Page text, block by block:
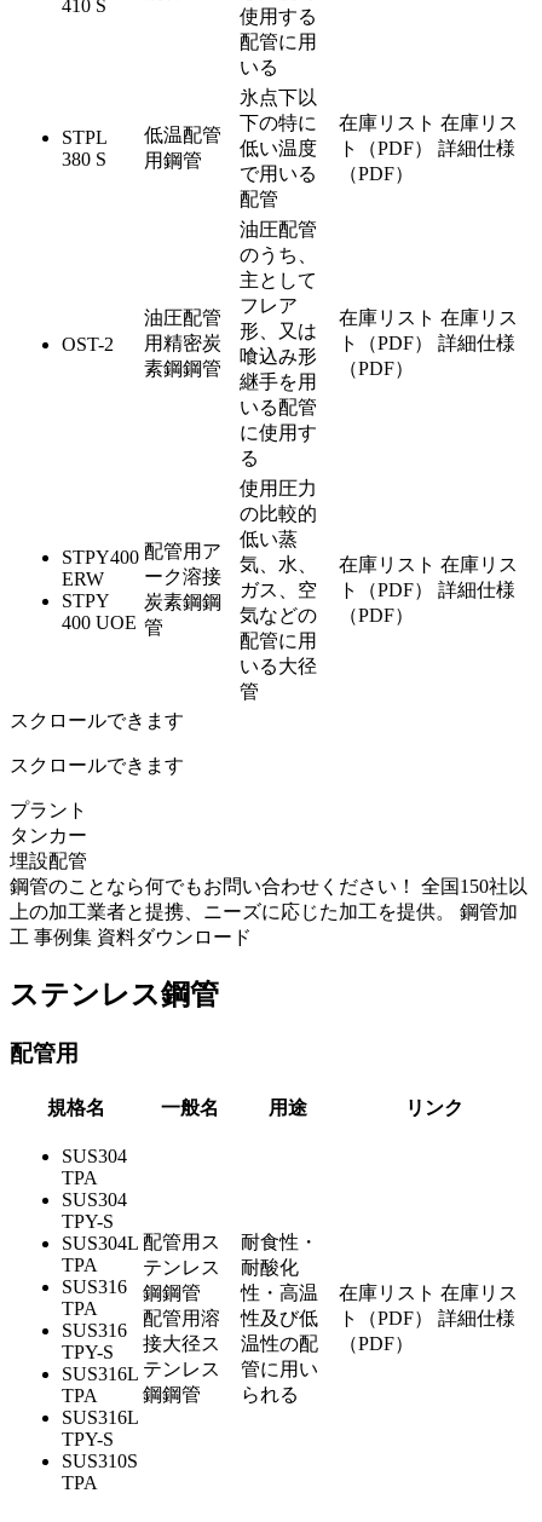
410 S
使用する
配管に用
いる
STPL
380 S
低温配管
用鋼管
氷点下以
下の特に
低い温度
で用いる
配管
在庫リスト 在庫リス
ト（PDF）
詳細仕様
（PDF）
OST-2
油圧配管
用精密炭
素鋼鋼管
油圧配管
のうち、
主として
フレア
形、又は
喰込み形
継手を用
いる配管
に使用す
る
在庫リスト 在庫リス
ト（PDF）
詳細仕様
（PDF）
STPY400
ERW
STPY
400 UOE
配管用ア
ーク溶接
炭素鋼鋼
管
使用圧力
の比較的
低い蒸
気、水、
ガス、空
気などの
配管に用
いる大径
管
在庫リスト 在庫リス
ト（PDF）
詳細仕様
（PDF）
スクロールできます
スクロールできます
プラント
タンカー
埋設配管
鋼管のことなら何でもお問い合わせください！ 全国150社以
上の加工業者と提携、ニーズに応じた加工を提供。 鋼管加
工 事例集 資料ダウンロード
ステンレス鋼管
配管用
規格名 一般名 用途 リンク
SUS304
TPA
SUS304
TPY-S
SUS304L
TPA
SUS316
TPA
SUS316
TPY-S
SUS316L
TPA
SUS316L
TPY-S
SUS310S
TPA
配管用ス
テンレス
鋼鋼管
配管用溶
接大径ス
テンレス
鋼鋼管
耐食性・
耐酸化
性・高温
性及び低
温性の配
管に用い
られる
在庫リスト 在庫リス
ト（PDF）
詳細仕様
（PDF）